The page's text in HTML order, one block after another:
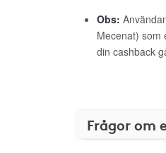
Obs:
Mecenat) som
din cashback
Frågor om